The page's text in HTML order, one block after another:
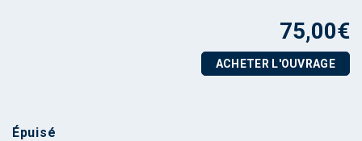
75,00€
ACHETER L'OUVRAGE
Épuisé